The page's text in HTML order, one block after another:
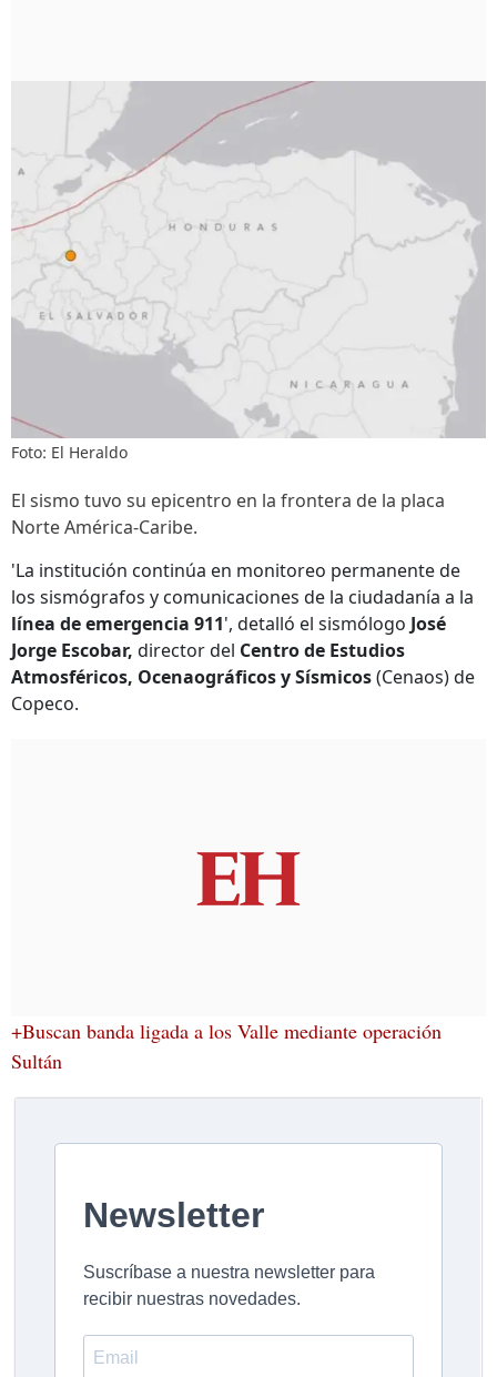
Foto: El Heraldo
El sismo tuvo su epicentro en la frontera de la placa
Norte América-Caribe.
'La institución continúa en monitoreo permanente de
los sismógrafos y comunicaciones de la ciudadanía a la
línea de emergencia 911', detalló el sismólogo José
Jorge Escobar, director del Centro de Estudios
Atmosféricos, Ocenaográficos y Sísmicos(Cenaos) de
Copeco.
+Buscan banda ligada a los Valle mediante operación
Sultán